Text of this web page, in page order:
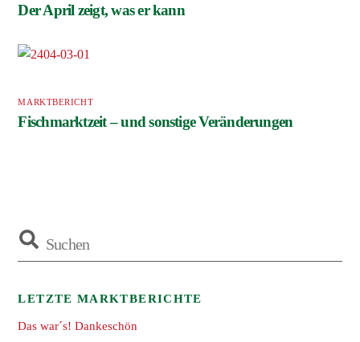
Der April zeigt, was er kann
MARKTBERICHT
Fischmarktzeit – und sonstige Veränderungen
LETZTE MARKTBERICHTE
Das war´s! Dankeschön